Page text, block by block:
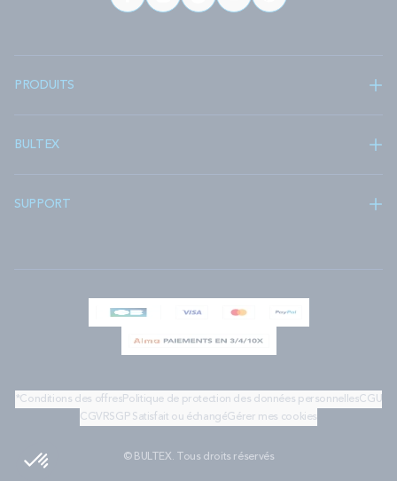
PRODUITS
BULTEX
SUPPORT
*Conditions des offresPolitique de protection des données personnellesCGU
CGV RSGP Satisfait ou échangéGérer mes cookies
© BULTEX. Tous droits réservés